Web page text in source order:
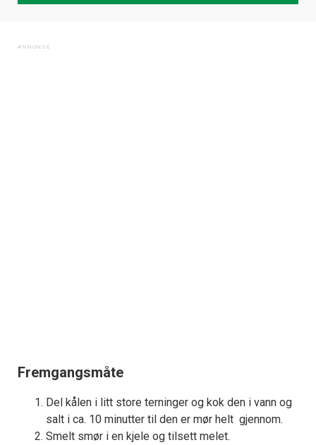
Fremgangsmåte
Del kålen i litt store terninger og kok den i vann og
salt i ca. 10 minutter til den er mør helt gjennom.
Smelt smør i en kjele og tilsett melet.